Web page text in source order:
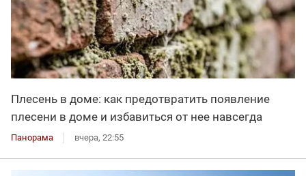
Плесень в доме: как предотвратить появление
плесени в доме и избавиться от нее навсегда
Панорама вчера, 22:55